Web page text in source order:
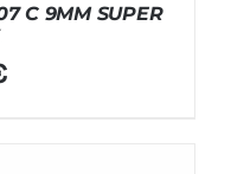
C 9MM SUPER